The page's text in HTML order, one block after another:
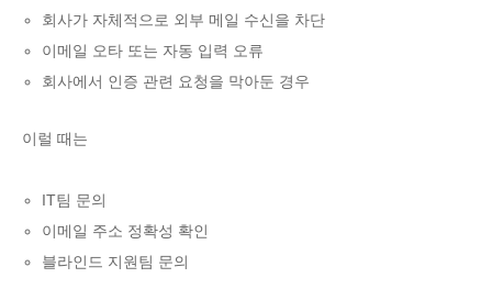
회사가 자체적으로 외부 메일 수신을 차단
이메일 오타 또는 자동 입력 오류
회사에서 인증 관련 요청을 막아둔 경우
이럴 때는
IT팀 문의
이메일 주소 정확성 확인
블라인드 지원팀 문의